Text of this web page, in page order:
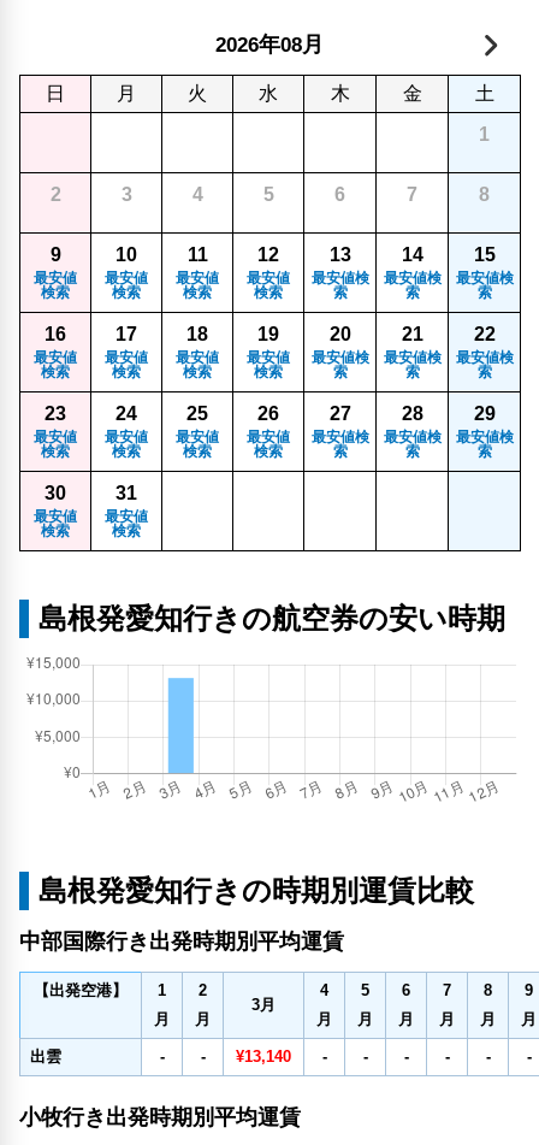
2026年08月
日 月 火 水 木 金
土
1
2 3 4 5 6 7 8
9
最安値
検索
10
最安値
検索
11
最安値
検索
12
最安値
検索
13
最安値検
索
14
最安値検
索
15
最安値検
索
16
最安値
検索
17
最安値
検索
18
最安値
検索
19
最安値
検索
20
最安値検
索
21
最安値検
索
22
最安値検
索
23
最安値
検索
24
最安値
検索
25
最安値
検索
26
最安値
検索
27
最安値検
索
28
最安値検
索
29
最安値検
索
30
最安値
検索
31
最安値
検索
島根発愛知行きの航空券の安い時期
島根発愛知行きの時期別運賃比較
中部国際行き出発時期別平均運賃
【出発空港】
1
月
2
月
3月
4
月
5
月
6
月
7
月
8
月
9
月
出雲 - - ¥13,140 - - - - - -
小牧行き出発時期別平均運賃